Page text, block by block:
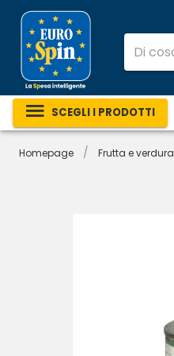
SCEGLI I PRODOTTI
Homepage / Frutta e verdura